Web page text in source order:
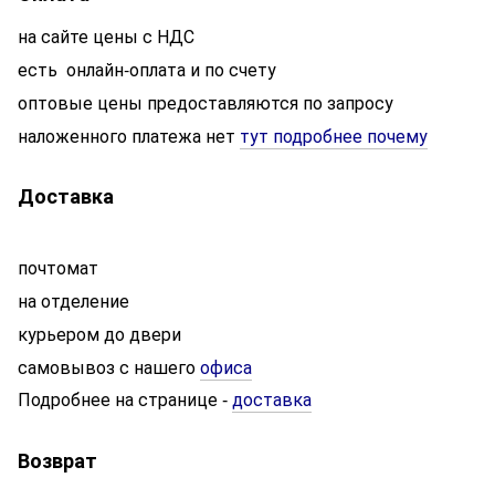
на сайте цены с НДС
есть онлайн-оплата и по счету
оптовые цены предоставляются по запросу
наложенного платежа нет тут подробнее почему
Доставка
почтомат
на отделение
курьером до двери
самовывоз с нашегоофиса
Подробнее на странице - доставка
Возврат